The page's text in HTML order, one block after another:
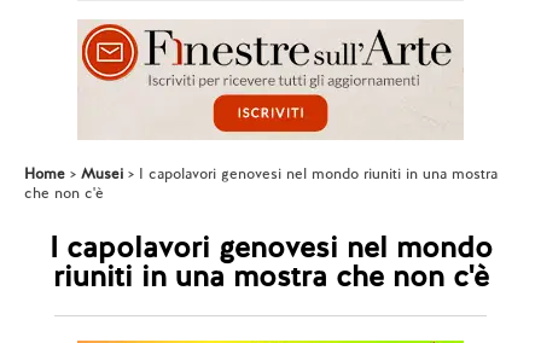
Home Musei
I capolavori genovesi nel mondo riuniti in una mostra
che non c'è
I capolavori genovesi nel mondo
riuniti in una mostra che non c'è